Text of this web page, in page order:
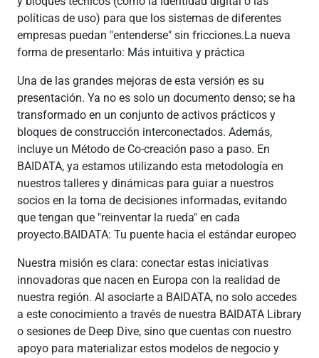
políticas de uso) para que los sistemas de diferentes
empresas puedan "entenderse" sin fricciones.La nueva
forma de presentarlo: Más intuitiva y práctica
Una de las grandes mejoras de esta versión es su
presentación. Ya no es solo un documento denso; se ha
transformado en un conjunto de activos prácticos y
bloques de construcción interconectados. Además,
incluye un Método de Co-creación paso a paso. En
BAIDATA, ya estamos utilizando esta metodología en
nuestros talleres y dinámicas para guiar a nuestros
socios en la toma de decisiones informadas, evitando
que tengan que "reinventar la rueda" en cada
proyecto.BAIDATA: Tu puente hacia el estándar europeo
Nuestra misión es clara: conectar estas iniciativas
innovadoras que nacen en Europa con la realidad de
nuestra región. Al asociarte a BAIDATA, no solo accedes
a este conocimiento a través de nuestra BAIDATA Library
o sesiones de Deep Dive, sino que cuentas con nuestro
apoyo para materializar estos modelos de negocio y